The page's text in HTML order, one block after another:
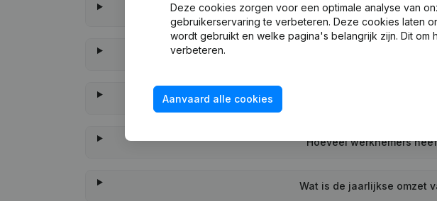
Wanneer werd Van der
Wanneer heeft Van der Ploeg en
Hoeveel werknemers
Wat is de jaarlijkse omzet
Deze cookies zorgen voor een optimale analyse van
gebruikerservaring te verbeteren. Deze cookies laten
wordt gebruikt en welke pagina's belangrijk zijn. Dit
verbeteren.
Aanvaard alle cookies